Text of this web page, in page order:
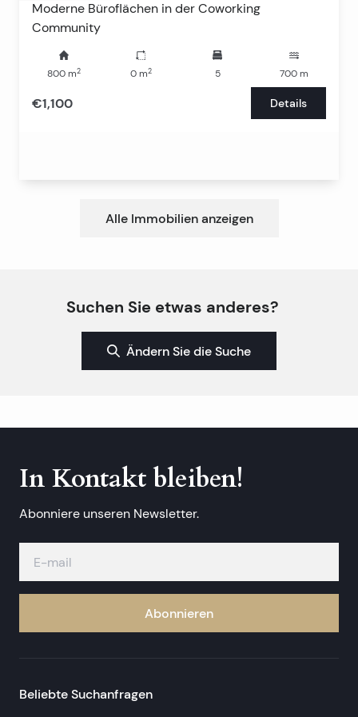
Moderne Büroflächen in der Coworking
Community
800 m2 0m2 5 700 m
€1,100 Details
Alle Immobilien anzeigen
Suchen Sie etwas anderes?
Ändern Sie die Suche
In Kontakt bleiben!
Abonniere unseren Newsletter.
Abonnieren
Beliebte Suchanfragen